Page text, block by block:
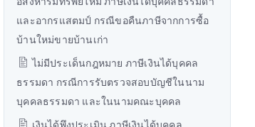
และอากรแสตมป์ กรณีขอคืนภาษีจากการซื้อ
บ้านใหม่ขายบ้านเก่า
ไม่มีประเด็นกฎหมาย ภาษีเงินได้บุคคล
ธรรมดา กรณีการรับตรวจสอบบัญชีในนาม
บุคคลธรรมดา และในนามคณะบุคคล